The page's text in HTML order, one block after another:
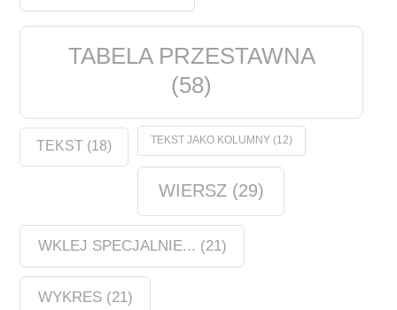
TABELA PRZESTAWNA
(58)
TEKST (18) TEKST JAKO KOLUMNY(12)
WIERSZ(29)
WKLEJ SPECJALNIE... (21)
WYKRES(21)